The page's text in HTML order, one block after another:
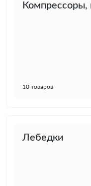
Компрессоры,
10 товаров
Лебедки